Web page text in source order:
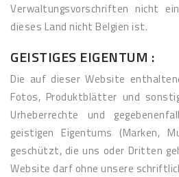
Verwaltungsvorschriften nicht
dieses Land nicht Belgien ist.
GEISTIGES EIGENTUM :
Die auf dieser Website
Fotos, Produktblätter und
Urheberrechte und
geistigen Eigentums (Marken,
geschützt, die uns oder Dritten
Website darf ohne unsere